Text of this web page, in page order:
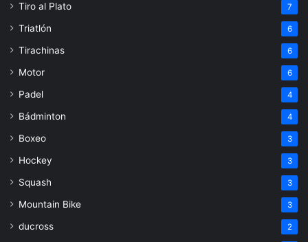
Tiro al Plato 7
Triatlón 6
Tirachinas 6
Motor 6
Padel 4
Bádminton 4
Boxeo 3
Hockey 3
Squash 3
Mountain Bike 3
ducross 2